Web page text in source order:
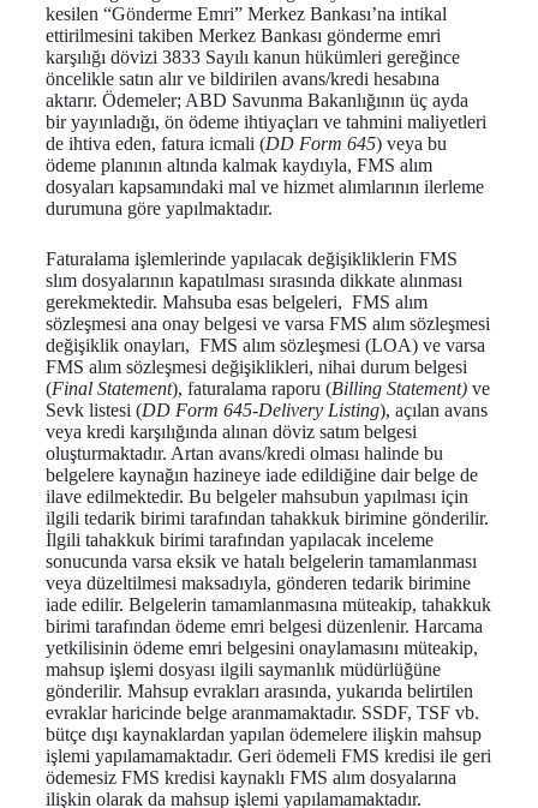
kesilen “Gönderme Emri” Merkez Bankası’na intikal
ettirilmesini takiben Merkez Bankası gönderme emri
karşılığı dövizi 3833 Sayılı kanun hükümleri gereğince
öncelikle satın alır ve bildirilen avans/kredi hesabına
aktarır. Ödemeler; ABD Savunma Bakanlığının üç ayda
bir yayınladığı, ön ödeme ihtiyaçları ve tahmini maliyetleri
de ihtiva eden, fatura icmali (DD Form 645) veya bu
ödeme planının altında kalmak kaydıyla, FMS alım
dosyaları kapsamındaki mal ve hizmet alımlarının ilerleme
durumuna göre yapılmaktadır.
Faturalama işlemlerinde yapılacak değişikliklerin FMS
slım dosyalarının kapatılması sırasında dikkate alınması
gerekmektedir. Mahsuba esas belgeleri, FMS alım
sözleşmesi ana onay belgesi ve varsa FMS alım sözleşmesi
değişiklik onayları, FMS alım sözleşmesi (LOA) ve varsa
FMS alım sözleşmesi değişiklikleri, nihai durum belgesi
(Final Statement), faturalama raporu (Billing Statement) ve
Sevk listesi (DD Form 645-Delivery Listing), açılan avans
veya kredi karşılığında alınan döviz satım belgesi
oluşturmaktadır. Artan avans/kredi olması halinde bu
belgelere kaynağın hazineye iade edildiğine dair belge de
ilave edilmektedir. Bu belgeler mahsubun yapılması için
ilgili tedarik birimi tarafından tahakkuk birimine gönderilir.
İlgili tahakkuk birimi tarafından yapılacak inceleme
sonucunda varsa eksik ve hatalı belgelerin tamamlanması
veya düzeltilmesi maksadıyla, gönderen tedarik birimine
iade edilir. Belgelerin tamamlanmasına müteakip, tahakkuk
birimi tarafından ödeme emri belgesi düzenlenir. Harcama
yetkilisinin ödeme emri belgesini onaylamasını müteakip,
mahsup işlemi dosyası ilgili saymanlık müdürlüğüne
gönderilir. Mahsup evrakları arasında, yukarıda belirtilen
evraklar haricinde belge aranmamaktadır. SSDF, TSF vb.
bütçe dışı kaynaklardan yapılan ödemelere ilişkin mahsup
işlemi yapılamamaktadır. Geri ödemeli FMS kredisi ile geri
ödemesiz FMS kredisi kaynaklı FMS alım dosyalarına
ilişkin olarak da mahsup işlemi yapılamamaktadır.